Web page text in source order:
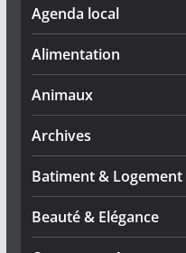
Agenda local
Alimentation
Animaux
Archives
Batiment &
Beauté & Elégance